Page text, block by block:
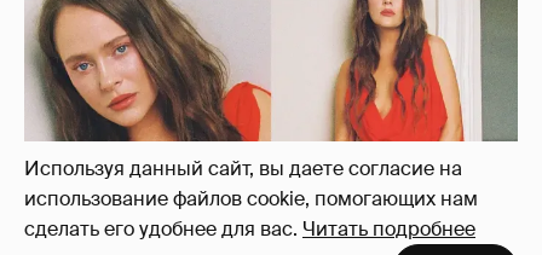
Используя данный сайт, вы даете согласие на
использование файлов cookie, помогающих нам
сделать его удобнее для вас. Читать подробнее
"Лолита". Аглая Тарасова снялась в мини-
платье с декольте и чулках
33